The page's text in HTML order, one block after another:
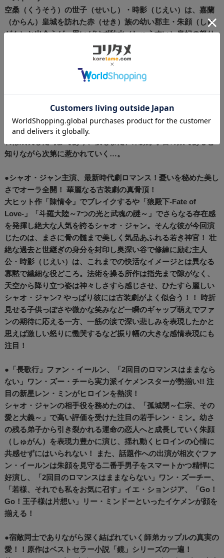
空桑（くうそう）の世子（せいし）・時影（じえい）は、嘉蘭
（からん）皇城を訪れた赤（せき）族の幼い郡主・朱顔（しゅ
がん）と出会うが、思いがけず秋水（しゅうすい）皇妃の怒り
を買い、窮地に追い込まれる。皇妃殺しの罪を着せられた時影
を救うため、母親である皇后・白嫣（はくえん）は九嶷（きゅ
うぎ）山の大司命（だいしめい）・時鈺（じぎょく）に助けを
求める。大司命は法術を使って時影の死を装い彼を救い出す
が、「成人するまでに世子の死を悼んだ者と出会えば、その者
に殺される」と予言。同じ頃、朱顔は世子の死を悲しみ、彼の
ために祈りを捧げていた。数年後、九嶷山を訪れた朱顔は禁断
の地に足を踏み入れ、そこで出会った神官に心を奪われる。そ
れは成長した時影であり、彼もまた、朱顔が予言の娘であると
知りながら次第に惹かれていく…。
●シャオ・ジャン主演、最新時代劇ロマンス！憂いを秘めた美し
さでオーラ全開！ 華麗なる古装劇の真骨頂！
大ヒット作「陳情令」でブレイクするや「狼殿下-Fate of
Love-」「斗羅大陸～7つの光と武魂の謎～」でさらなる存在感
を発揮し絶大な人気を誇るシャオ・ジャン。そんな彼が今回演
じたのは、まさに骨の髄まで美しく気品あふれる若き神官！ 壮
絶な過去と世継ぎの身分を封印し奥深い谷で修練に励む主人
公・時影（じえい）は、これまでの快活なイメージとは異なる
寡黙で繊細な役どころ。法術を操る所作は指先まで隙がなく、
天空から降り立つ姿は神々しさすら感じさせ、ひたすら麗しい
シャオ・ジャン? やっぱり彼には古装劇がよく似合う！！ 時折
見せる子供っぽさや微かな笑みなど一瞬のギャップ萌えでファ
ンの期待に応える一方、一筋の涙で深い悲しみを表現したかと
思えば激しい怒りに慟哭するなど振り幅の大きな感情表現にも
注目！
●「長歌行」ファン・イールン、「2回目のロマンスはままなら
ない」ワン・ズー・チーら実力派イケメンスターが勢揃い!! 注
目の新星レン・ミンがヒロインを熱演！
シャオ・ジャンの相手役を務めたのは、「孤城閉～仁宗、その
愛と大義～」で高い評価を受けた注目の若手レン・ミン。幼さ
の残る弟子から引き裂かれる運命の恋人へと成長していく朱顔
（しゅがん）を表現力豊かに演じ、揺れ動くヒロインの心情に
共感せずにはいられない！ また、話題作への出演が相次ぐファ
ン・イールンは朱顔を見守る二番手男子をスマートかつ精悍に
好演し、「2回目のロマンスはままならない」ワン・ズーチー、
「若様、それでも私をお気に召す」イエ・ションジア、「Go！
Go！王子様は片想い」リー・ミンドーといったイケメンが顔を
揃える！
●宿敵同士でありながら深く結ばれていく師弟カップルの真実の
愛！！原作はベストセラー小説「鏡」シリーズの一遍！